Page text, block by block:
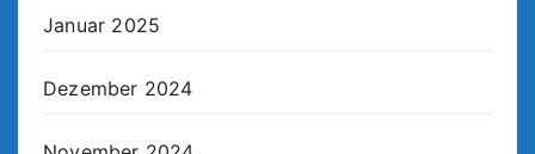
Januar 2025
Dezember 2024